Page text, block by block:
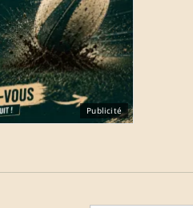
Publicité